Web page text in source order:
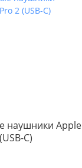
наушники Apple
C)